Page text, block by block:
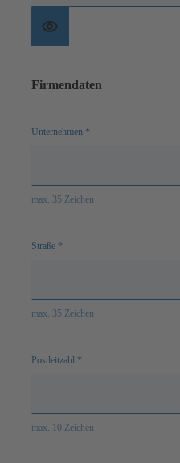
Passwort
Firmendaten
Unternehmen *
max. 35 Zeichen
Straße *
max. 35 Zeichen
Postleitzahl *
max. 10 Zeichen